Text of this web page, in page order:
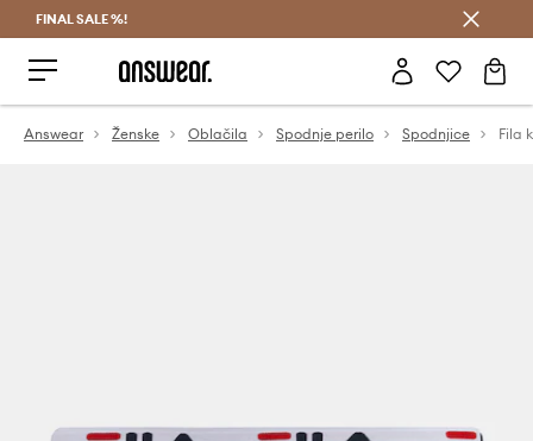
FINAL SALE %!
Answear Ženske Oblačila Spodnje perilo Spodnjice Fila